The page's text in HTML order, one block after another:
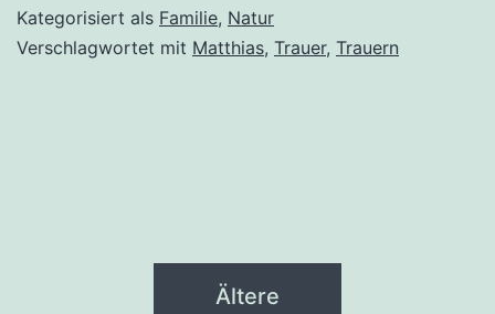
Kategorisiert als Familie, Natur
Verschlagwortet mit Matthias, Trauer, Trauern
Ältere